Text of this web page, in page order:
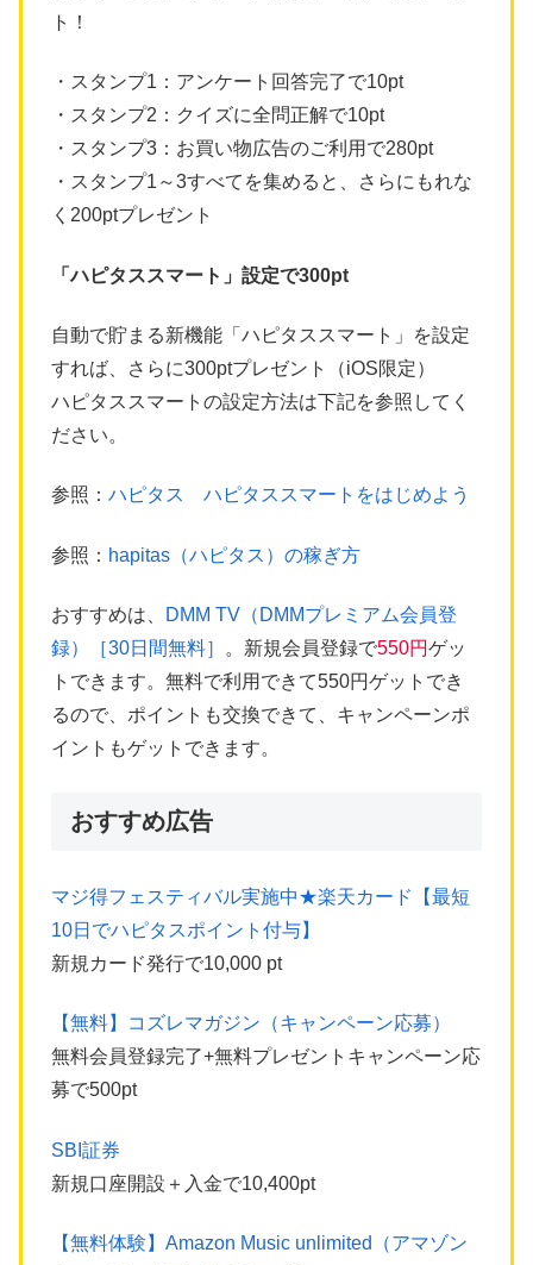
ト！
・スタンプ1：アンケート回答完了で10pt
・スタンプ2：クイズに全問正解で10pt
・スタンプ3：お買い物広告のご利用で280pt
・スタンプ1～3すべてを集めると、さらにもれな
く200ptプレゼント
「ハピタススマート」設定で300pt
自動で貯まる新機能「ハピタススマート」を設定
すれば、さらに300ptプレゼント（iOS限定）
ハピタススマートの設定方法は下記を参照してく
ださい。
参照： ハピタス ハピタススマートをはじめよう
参照： hapitas（ハピタス）の稼ぎ方
おすすめは、
DMM TV（DMMプレミアム会員登
録）［30日間無料］
。新規会員登録で550円ゲッ
トできます。無料で利用できて550円ゲットでき
るので、ポイントも交換できて、キャンペーンポ
イントもゲットできます。
おすすめ広告
マジ得フェスティバル実施中★楽天カード【最短
10日でハピタスポイント付与】
新規カード発行で10,000 pt
【無料】コズレマガジン（キャンペーン応募）
無料会員登録完了+無料プレゼントキャンペーン応
募で500pt
SBI証券
新規口座開設＋入金で10,400pt
【無料体験】Amazon Music unlimited（アマゾン